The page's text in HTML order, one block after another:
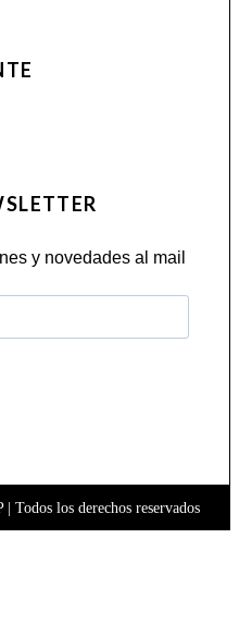
y novedades al mail
los derechos reservados